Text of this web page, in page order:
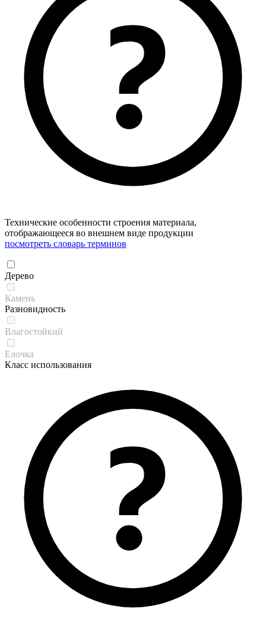
Технические особенности строения материала,
отображающееся во внешнем виде продукции
посмотреть словарь терминов
Дерево
Камень
Разновидность
Влагостойкий
Елочка
Класс использования